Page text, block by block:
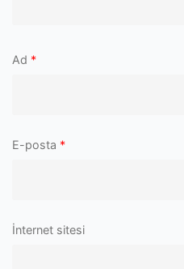
Ad *
E-posta *
İnternet sitesi